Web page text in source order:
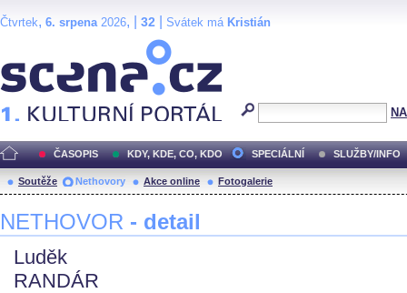
Čtvrtek, 6. srpena2026, | 32 Svátek má Kristián
ČASOPIS KDY, KDE, CO, KDO SPECIÁLNÍ SLUŽBY/INFO
Soutěže Nethovory Akce online Fotogalerie
NETHOVOR - detail
Luděk
RANDÁR